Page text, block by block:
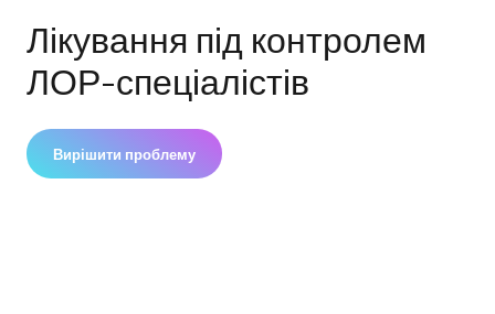
Лікування під контролем
ЛОР-спеціалістів
Вирішити проблему